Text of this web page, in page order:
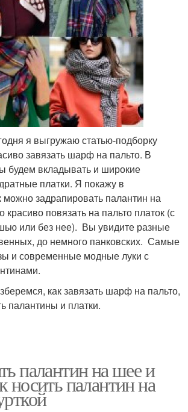
я выгружаю статью-подборку
завязать шарф на пальто. В
будем вкладывать и широкие
платки. Я покажу в
задрапировать палантин на
красиво повязать на пальто платок (с
или без нее). Вы увидите разные
до немного панковских. Самые
и современные модные луки с
как завязать шарф на пальто,
палантины и платки.
палантин на шее и
носить палантин на